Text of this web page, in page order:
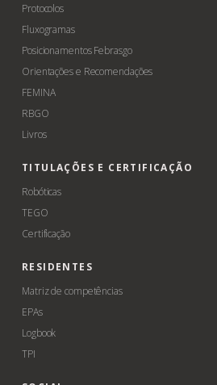
Protocolos
Fluxogramas
Posicionamentos Febrasgo
Orientações e Recomendações
FEMINA
RBGO
Livros
TITULAÇÕES E CERTIFICAÇÃO
Robóticas
TEGO
Certificação
RESIDENTES
Matriz de competências
EPAs
Logbook
TPI